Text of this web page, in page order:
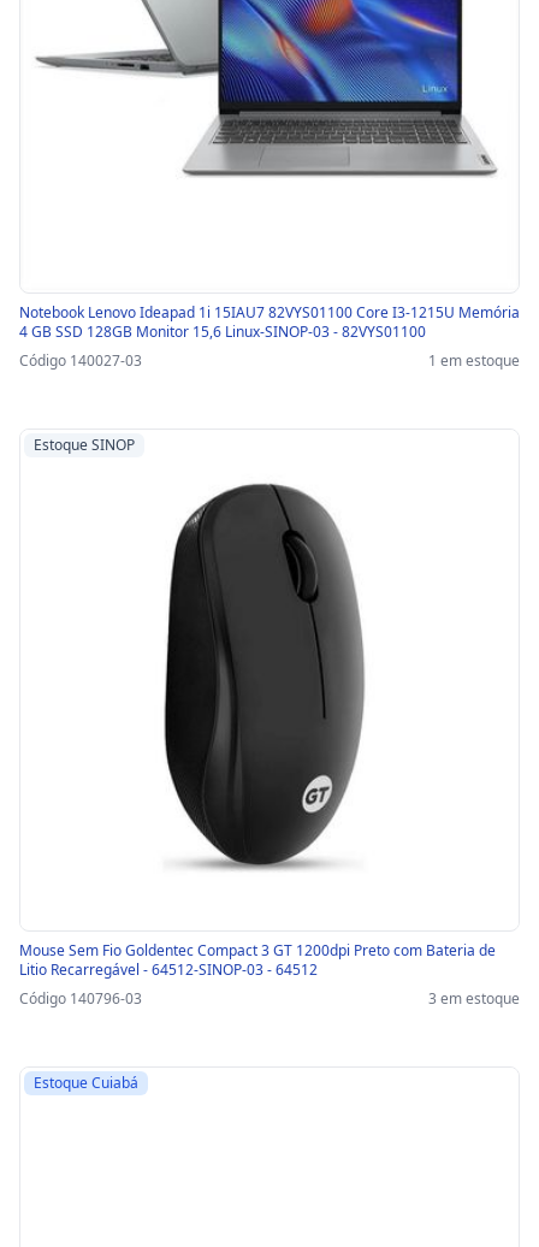
Notebook Lenovo Ideapad 1i 15IAU7 82VYS01100 Core I3-1215U Memória
4 GB SSD 128GB Monitor 15,6 Linux-SINOP-03 - 82VYS01100
Código 140027-03
1 em estoque
Estoque SINOP
Mouse Sem Fio Goldentec Compact 3 GT 1200dpi Preto com Bateria de
Litio Recarregável - 64512-SINOP-03 - 64512
Código 140796-03
3 em estoque
Estoque Cuiabá